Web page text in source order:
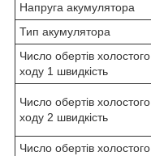
Напруга акумулятора
Тип акумулятора
Число обертів холостого
ходу 1 швидкість
Число обертів холостого
ходу 2 швидкість
Число обертів холостого